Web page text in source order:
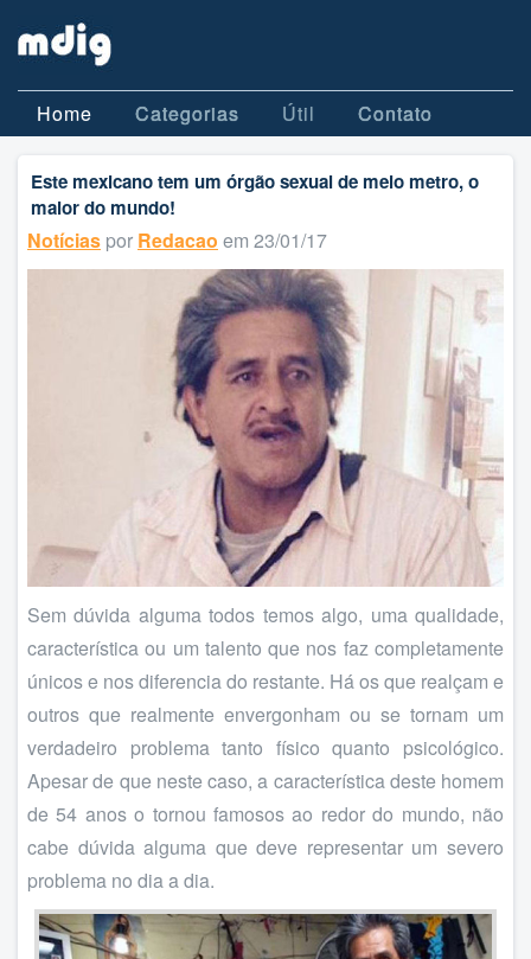
Home Categorias Útil Contato
Este mexicano tem um órgão sexual de meio metro, o
maior do mundo!
Notícias por Redacao em 23/01/17
Sem dúvida alguma todos temos algo, uma qualidade,
característica ou um talento que nos faz completamente
únicos e nos diferencia do restante. Há os que realçam e
outros que realmente envergonham ou se tornam um
verdadeiro problema tanto físico quanto psicológico.
Apesar de que neste caso, a característica deste homem
de 54 anos o tornou famosos ao redor do mundo, não
cabe dúvida alguma que deve representar um severo
problema no dia a dia.